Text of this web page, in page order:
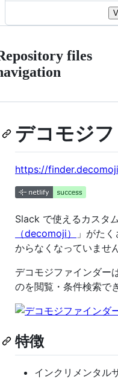
files
デコモジ
https://
Slack で使えるカスタ
（decomoji）
」がた
からなくなっていませ
デコモジファインダー
のを閲覧・条件検索で
特徴
インクリメンタル